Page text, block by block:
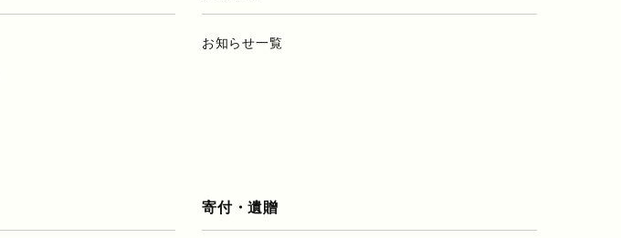
お知らせ一覧
寄付・遺贈